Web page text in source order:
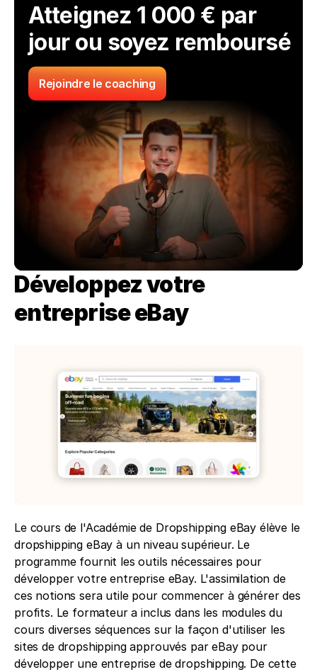
Atteignez 1 000 € par
jour ou soyez remboursé
Rejoindre le coaching
Développez votre
entreprise eBay
Le cours de l'Académie de Dropshipping eBay élève le
dropshipping eBay à un niveau supérieur. Le
programme fournit les outils nécessaires pour
développer votre entreprise eBay. L'assimilation de
ces notions sera utile pour commencer à générer des
profits. Le formateur a inclus dans les modules du
cours diverses séquences sur la façon d'utiliser les
sites de dropshipping approuvés par eBay pour
développer une entreprise de dropshipping. De cette